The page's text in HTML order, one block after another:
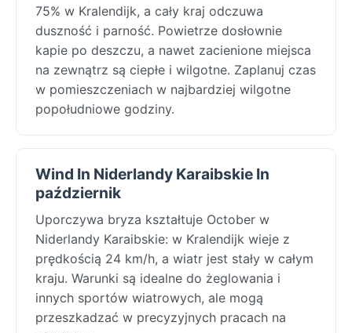
75% w Kralendijk, a cały kraj odczuwa
duszność i parność. Powietrze dosłownie
kapie po deszczu, a nawet zacienione miejsca
na zewnątrz są ciepłe i wilgotne. Zaplanuj czas
w pomieszczeniach w najbardziej wilgotne
popołudniowe godziny.
Wind In Niderlandy Karaibskie In
październik
Uporczywa bryza kształtuje October w
Niderlandy Karaibskie: w Kralendijk wieje z
prędkością 24 km/h, a wiatr jest stały w całym
kraju. Warunki są idealne do żeglowania i
innych sportów wiatrowych, ale mogą
przeszkadzać w precyzyjnych pracach na